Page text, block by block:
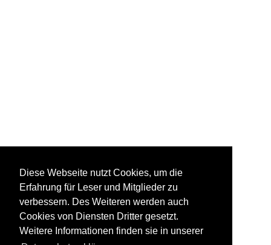
Diese Webseite nutzt Cookies, um die
Erfahrung für Leser und Mitglieder zu
verbessern. Des Weiteren werden auch
Cookies von Diensten Dritter gesetzt.
Weitere Informationen finden sie in unserer